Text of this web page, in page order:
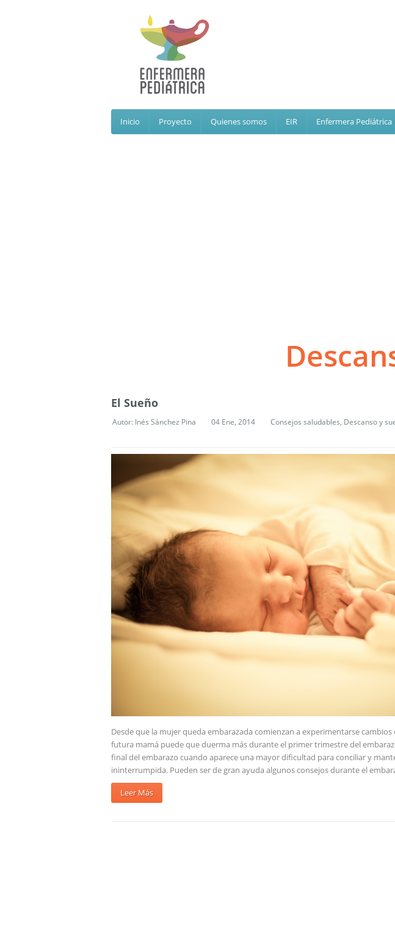
Inicio Proyecto Quienes somos EIR Enfermera Pediátrica
El Sueño
Autor: Inés Sánchez Pina 04 Ene, 2014 Consejos saludables, Descanso y
Desde que la mujer queda embarazada comienzan a experimentarse cambios
futura mamá puede que duerma más durante el primer trimestre del
final del embarazo cuando aparece una mayor dificultad para conciliar y
ininterrumpida. Pueden ser de gran ayuda algunos consejos durante el
Leer Más